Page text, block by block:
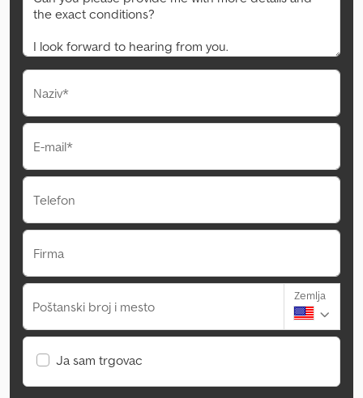
Naziv*
E-mail*
Telefon
Firma
Poštanski broj i mesto
Zemlja
Ja sam trgovac